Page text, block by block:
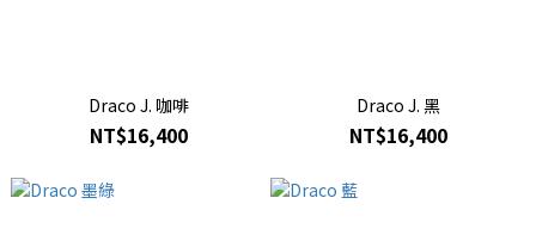
Draco J. 咖啡
NT$16,400
Draco J. 黑
NT$16,400